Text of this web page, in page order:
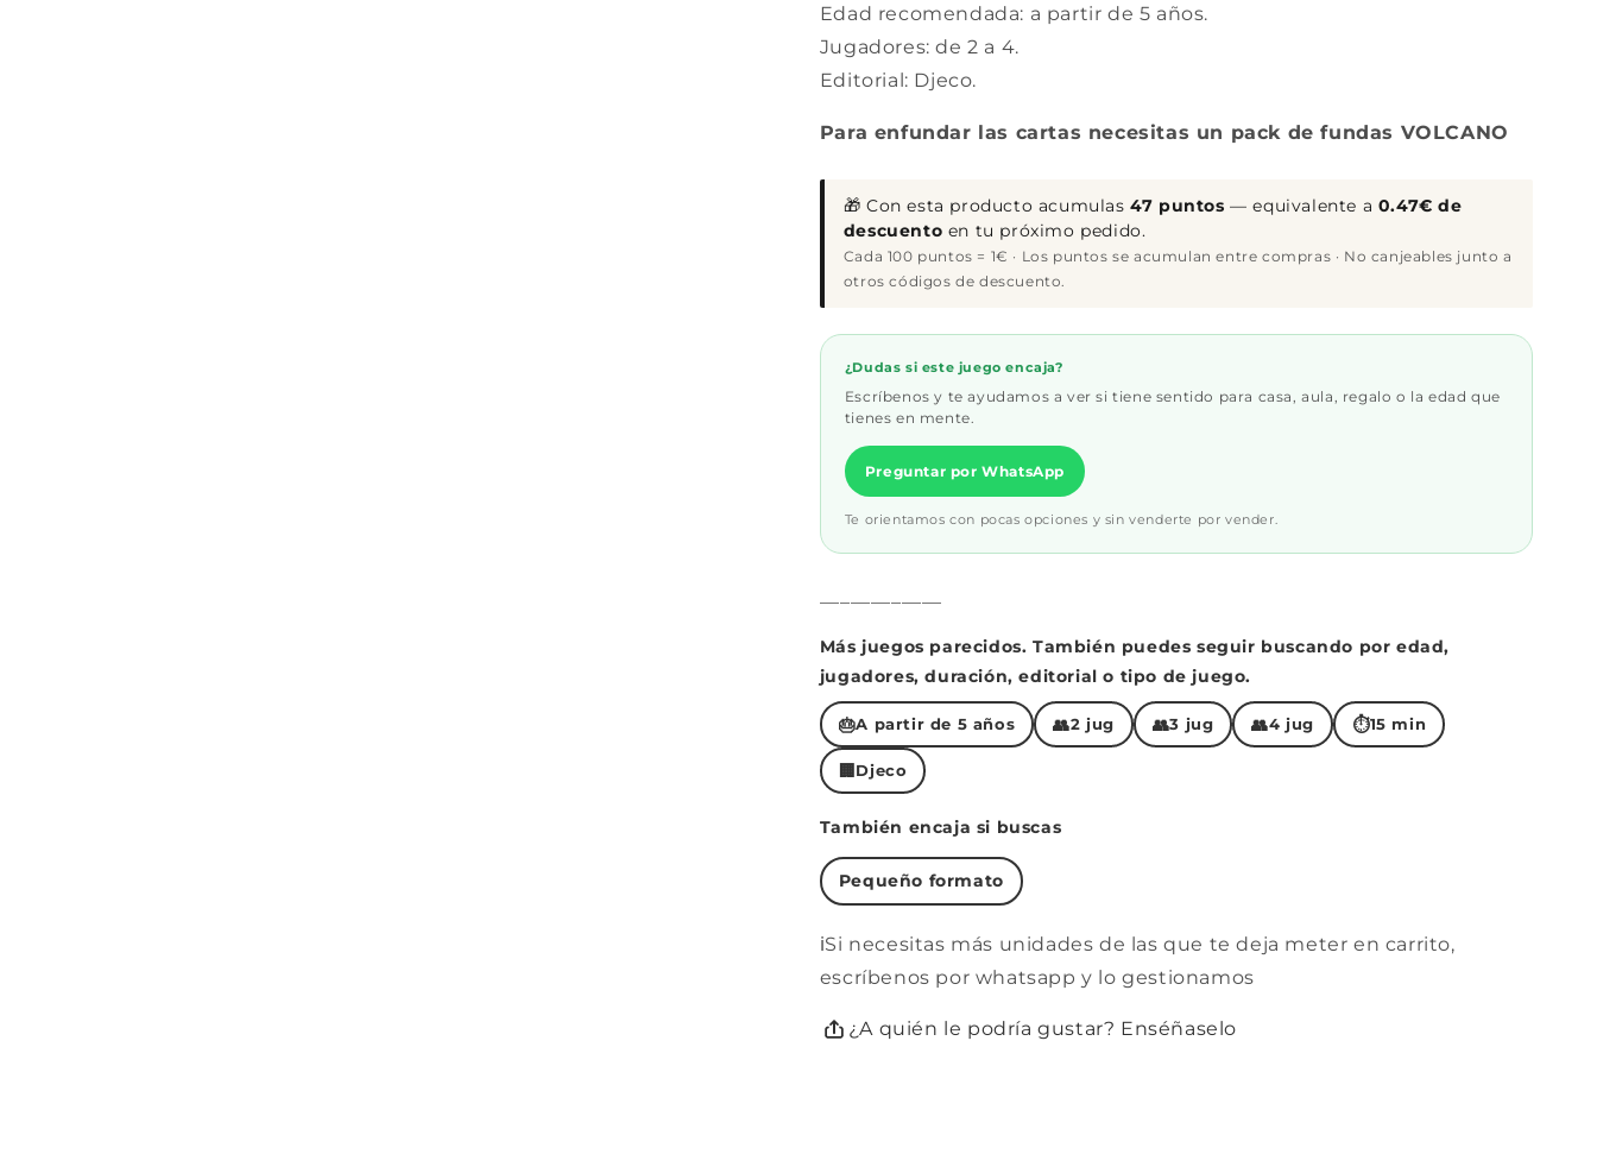
Edad recomendada: a partir de 5 años.
Jugadores: de 2 a 4.
Editorial: Djeco.
Para enfundar las cartas necesitas un pack de fundas VOLCANO
🎁 Con esta producto acumulas47 puntos — equivalente a 0.47€ de
descuento en tu próximo pedido.
Cada 100 puntos = 1€ · Los puntos se acumulan entre compras · No canjeables junto a
otros códigos de descuento.
¿Dudas si este juego encaja?
Escríbenos y te ayudamos a ver si tiene sentido para casa, aula, regalo o la edad que
tienes en mente.
Preguntar por WhatsApp
Te orientamos con pocas opciones y sin venderte por vender.
Más juegos parecidos. También puedes seguir buscando por edad,
jugadores, duración, editorial o tipo de juego.
🎂A partir de 5 años 👥2 jug 👥3 jug 👥4 jug ⏱15 min
Djeco
También encaja si buscas
Pequeño formato
ℹ️Si necesitas más unidades de las que te deja meter en carrito,
escríbenos por whatsapp y lo gestionamos
¿A quién le podría gustar? Enséñaselo